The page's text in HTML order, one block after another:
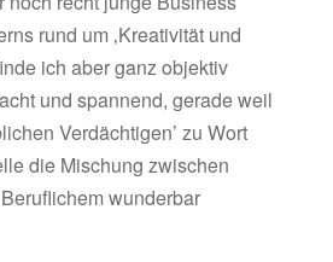
rund um ‚Kreativität und
ich aber ganz objektiv
und spannend, gerade weil
Verdächtigen’ zu Wort
die Mischung zwischen
wunderbar